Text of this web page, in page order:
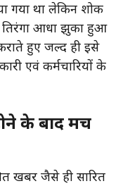
गया था लेकिन शोक
तिरंगा आधा झुका हुआ
हुए जल्द ही इसे
एवं कर्मचारियों के
के बाद मच
जैसे ही प्रसारित